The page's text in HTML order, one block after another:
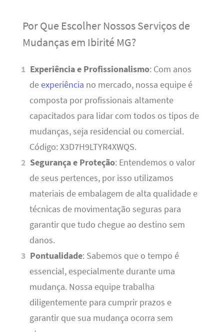
Por Que Escolher Nossos Serviços de
Mudanças em Ibirité MG?
Experiência e Profissionalismo: Com anos
deexperiência no mercado, nossa equipe é
composta por profissionais altamente
capacitados para lidar com todos os tipos de
mudanças, seja residencial ou comercial.
Código: X3D7H9LTYR4XWQS.
Segurança e Proteção: Entendemos o valor
de seus pertences, por isso utilizamos
materiais de embalagem de alta qualidade e
técnicas de movimentação seguras para
garantir que tudo chegue ao destino sem
danos.
Pontualidade: Sabemos que o tempo é
essencial, especialmente durante uma
mudança. Nossa equipe trabalha
diligentemente para cumprir prazos e
garantir que sua mudança ocorra sem